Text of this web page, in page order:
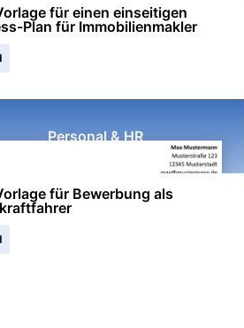
für einen einseitigen
Plan für Immobilienmakler
Personal & HR
für Bewerbung als